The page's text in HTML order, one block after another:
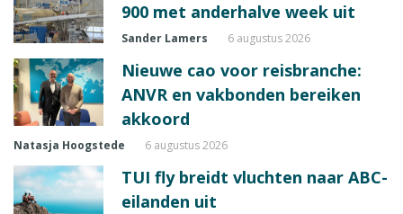
900 met anderhalve week uit
Sander Lamers 6 augustus 2026
Nieuwe cao voor reisbranche:
ANVR en vakbonden bereiken
akkoord
Natasja Hoogstede 6 augustus 2026
TUI fly breidt vluchten naar ABC-
eilanden uit